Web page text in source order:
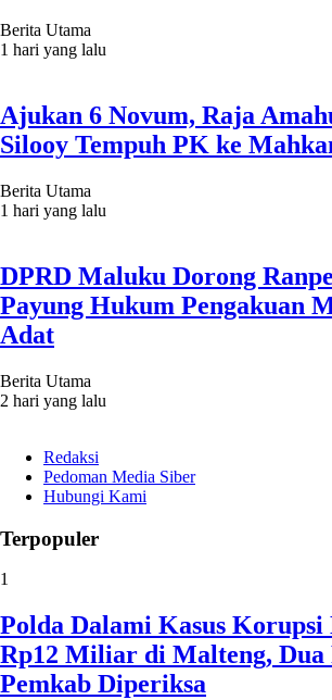
Berita Utama
1 hari yang lalu
Ajukan 6 Novum, Raja
Silooy Tempuh PK ke
Berita Utama
1 hari yang lalu
DPRD Maluku Dorong
Payung Hukum Pengakuan
Adat
Berita Utama
2 hari yang lalu
Redaksi
Pedoman Media Siber
Hubungi Kami
Terpopuler
1
Polda Dalami Kasus Korupsi
Rp12 Miliar di Malteng, Dua
Pemkab Diperiksa